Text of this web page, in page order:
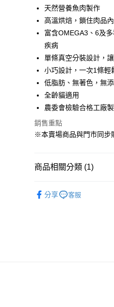
Apple Pay
街口支付
Google Pay
運送方式
全家取貨付款
每筆NT$80，滿
7-11取貨付款
宅配
宅配(滿額免運)
天然營養魚肉製作
高溫烘焙，鎖住肉品
富含OMEGA3、6及
疾病
單條真空分裝設計，
小巧設計，一次1條輕
低脂肪、無著色，無
全齡貓適用
農委會檢驗合格工廠
銷售重點
※本賣場商品與門市同步
商品相關分類 (1)
分享
客服